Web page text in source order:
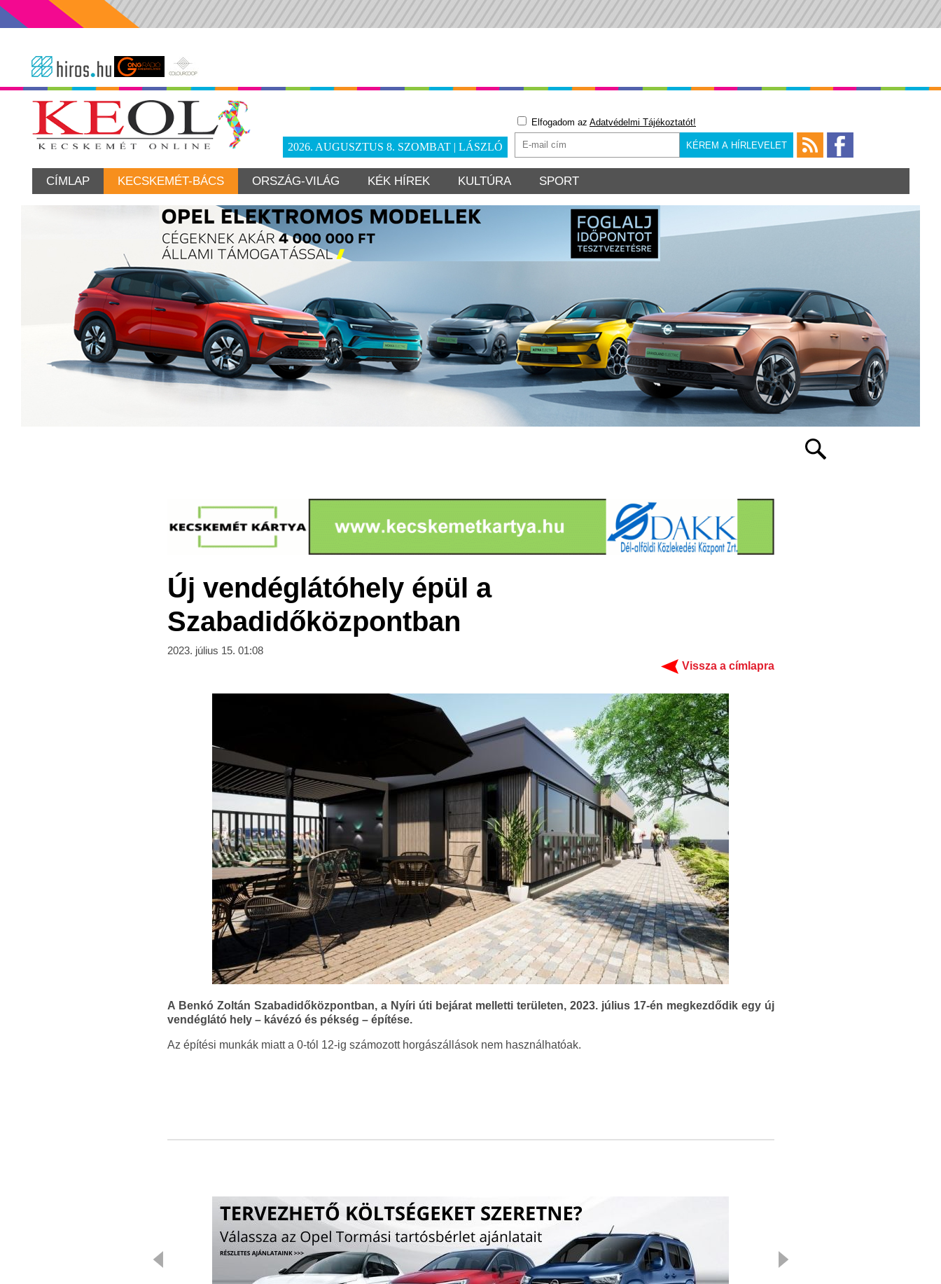
2026. AUGUSZTUS 8. SZOMBAT | LÁSZLÓ
Elfogadom az Adatvédelmi Tájékoztatót!
CÍMLAP KECSKEMÉT-BÁCS ORSZÁG-VILÁG KÉK HÍREK KULTÚRA SPORT
Új vendéglátóhely épül a
Szabadidőközpontban
2023. július 15. 01:08
Vissza a címlapra
A Benkó Zoltán Szabadidőközpontban, a Nyíri úti bejárat melletti területen, 2023. július 17-én megkezdődik egy új
vendéglátó hely – kávézó és pékség – építése.
Az építési munkák miatt a 0-tól 12-ig számozott horgászállások nem használhatóak.